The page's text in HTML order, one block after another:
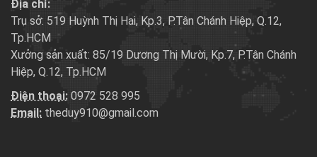
Địa chỉ:
Trụ sở: 519 Huỳnh Thị Hai, Kp.3, P.Tân Chánh Hiệp, Q.12,
Tp.HCM
Xưởng sản xuất: 85/19 Dương Thị Mười, Kp.7, P.Tân Chánh
Hiệp, Q.12, Tp.HCM
Điện thoại: 0972 528 995
Email: theduy910@gmail.com